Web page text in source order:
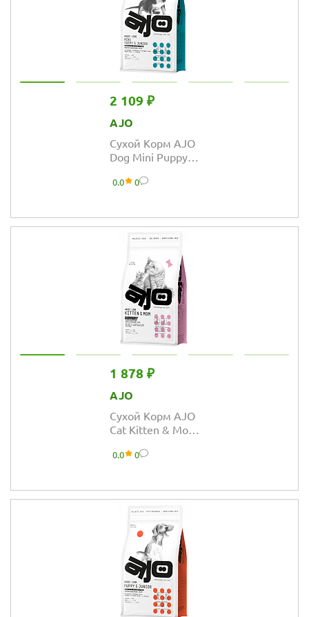
2 109 ₽
AJO
Сухой Корм AJO
Dog Mini Puppy &
для щенков
0.0 0
1 878 ₽
AJO
Сухой Корм AJO
Cat Kitten & Mom
беременных и
0.0 0